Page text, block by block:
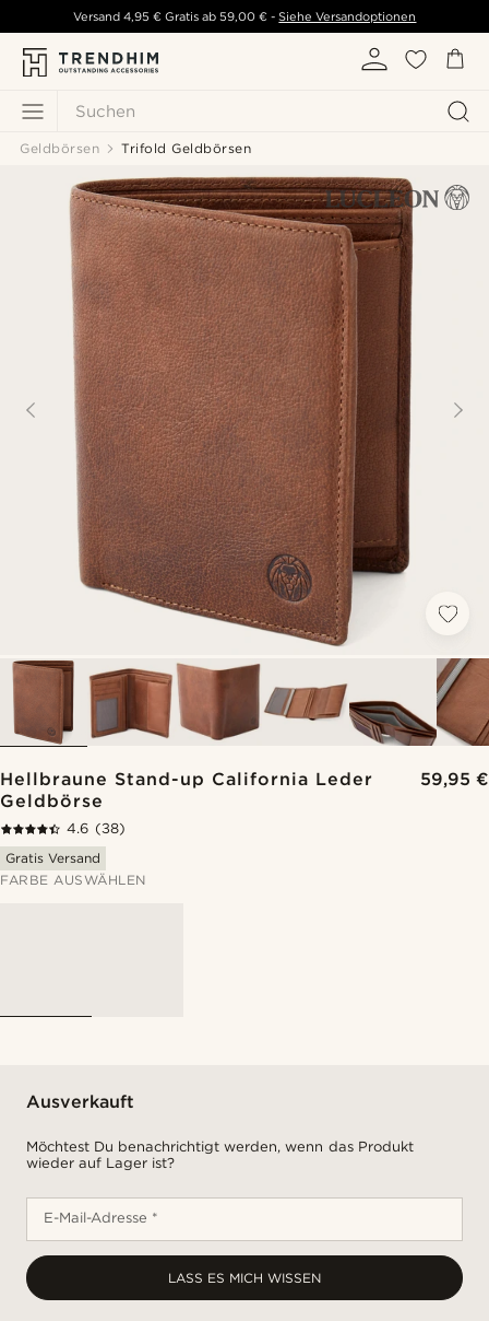
Suchen
Versand 4,95 € Gratis ab 59,00 € - Siehe Versandoptionen
Geldbörsen Trifold Geldbörsen
Hellbraune Stand-up California Leder
Geldbörse
59,95 €
4.6 (38)
Gratis Versand
FARBE AUSWÄHLEN
Ausverkauft
Möchtest Du benachrichtigt werden, wenn das Produkt
wieder auf Lager ist?
E-Mail-Adresse *
LASS ES MICH WISSEN